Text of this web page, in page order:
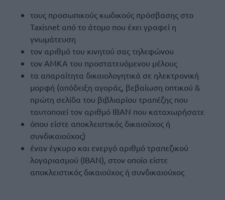
τους προσωπικούς κωδικούς πρόσβασης στο
Taxisnet από το άτομο που έχει γραφεί η
γνωμάτευση
τον αριθμό του κινητού σας τηλεφώνου
τον ΑΜΚΑ του προστατευόμενου μέλους
τα απαραίτητα δικαιολογητικά σε ηλεκτρονική
μορφή (απόδειξη αγοράς, βεβαίωση οπτικού &
πρώτη σελίδα του βιβλιαρίου τραπέζης που
ταυτοποιεί τον αριθμό IBAN που καταχωρήσατε
όπου είστε αποκλειστικός δικαιούχος ή
συνδικαιούχος)
έναν έγκυρο και ενεργό αριθμό τραπεζικού
λογαριασμού (IBAN), στον οποίο είστε
αποκλειστικός δικαιούχος ή συνδικαιούχος